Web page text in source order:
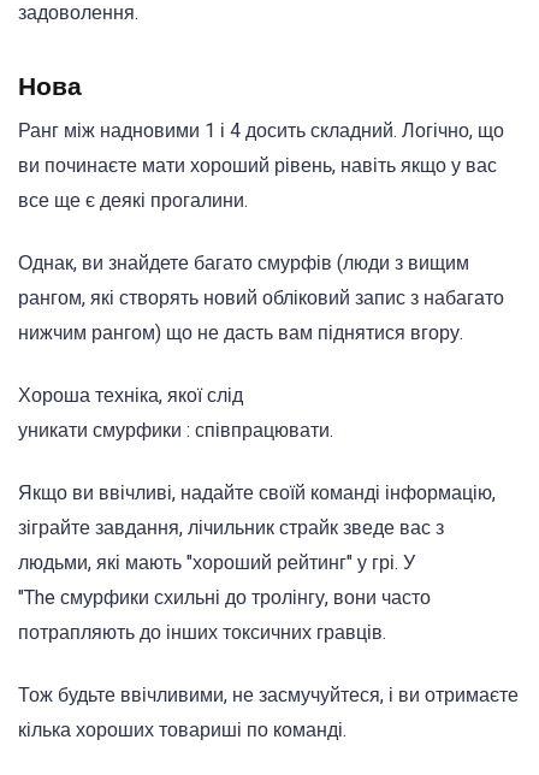
задоволення.
Нова
Ранг між надновими 1 і 4 досить складний. Логічно, що
ви починаєте мати хороший рівень, навіть якщо у вас
все ще є деякі прогалини.
Однак, ви знайдете багато смурфів (люди з вищим
рангом, які створять новий обліковий запис з набагато
нижчим рангом) що не дасть вам піднятися вгору.
Хороша техніка, якої слід
уникати смурфики : співпрацювати.
Якщо ви ввічливі, надайте своїй команді інформацію,
зіграйте завдання, лічильник страйк зведе вас з
людьми, які мають "хороший рейтинг" у грі. У
"The смурфики схильні до тролінгу, вони часто
потрапляють до інших токсичних гравців.
Тож будьте ввічливими, не засмучуйтеся, і ви отримаєте
кілька хороших товариші по команді.